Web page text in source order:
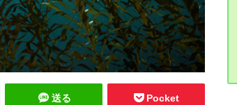
送る Pocket